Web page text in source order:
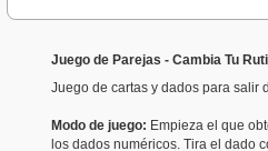
Juego de Parejas - Cambia Tu
Juego de cartas y dados para salir
Modo de juego: Empieza el que
los dados numéricos. Tira el dado